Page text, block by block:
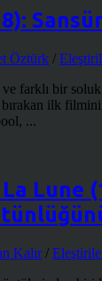
Öztürk /
farklı bir
ilk
...
Lune
Kalır/